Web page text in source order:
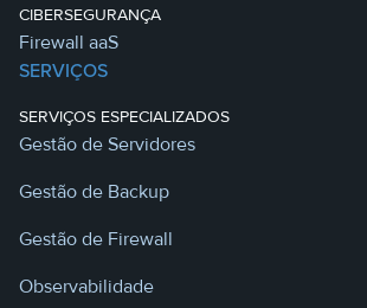
CIBERSEGURANÇA
Firewall aaS
SERVIÇOS
SERVIÇOS ESPECIALIZADOS
Gestão de Servidores
Gestão de Backup
Gestão de Firewall
Observabilidade